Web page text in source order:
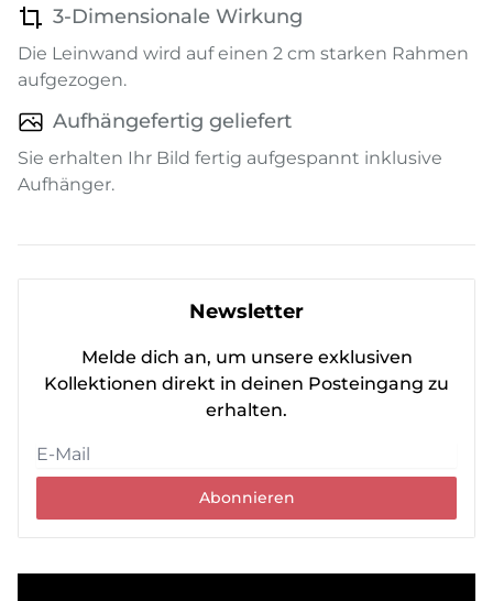
3-Dimensionale Wirkung
Die Leinwand wird auf einen 2 cm starken Rahmen
aufgezogen.
Aufhängefertig geliefert
Sie erhalten Ihr Bild fertig aufgespannt inklusive
Aufhänger.
Newsletter
Melde dich an, um unsere exklusiven
Kollektionen direkt in deinen Posteingang zu
erhalten.
Abonnieren